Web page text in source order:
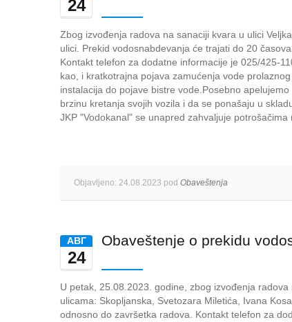
24
Zbog izvođenja radova na sanaciji kvara u ulici
ulici. Prekid vodosnabdevanja će trajati do 20
Kontakt telefon za dodatne informacije je 025/425-
kao, i kratkotrajna pojava zamućenja vode
instalacija do pojave bistre vode.Posebno
brzinu kretanja svojih vozila i da se ponašaju u
JKP "Vodokanal" se unapred zahvaljuje
Objavljeno: 24.08.2023 pod Obaveštenja
AВГ
24
Obaveštenje o prekidu
U petak, 25.08.2023. godine, zbog izvođenja
ulicama: Skopljanska, Svetozara Miletića, Ivana
odnosno do završetka radova. Kontakt telefon za